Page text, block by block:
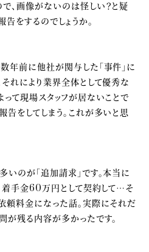
、画像がないのは怪しい？と疑
をするのでしょうか。
年前に他社が関与した「事件」に
れにより業界全体として優秀な
って現場スタッフが居ないことで
をしてしまう。これが多いと思
いのが「追加請求」です。本当に
着手金60万円として契約して…そ
頼料金になった話。実際にそれだ
が残る内容が多かったです。